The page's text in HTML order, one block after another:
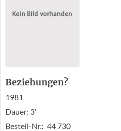
Beziehungen?
1981
Dauer: 3'
Bestell-Nr.: 44 730